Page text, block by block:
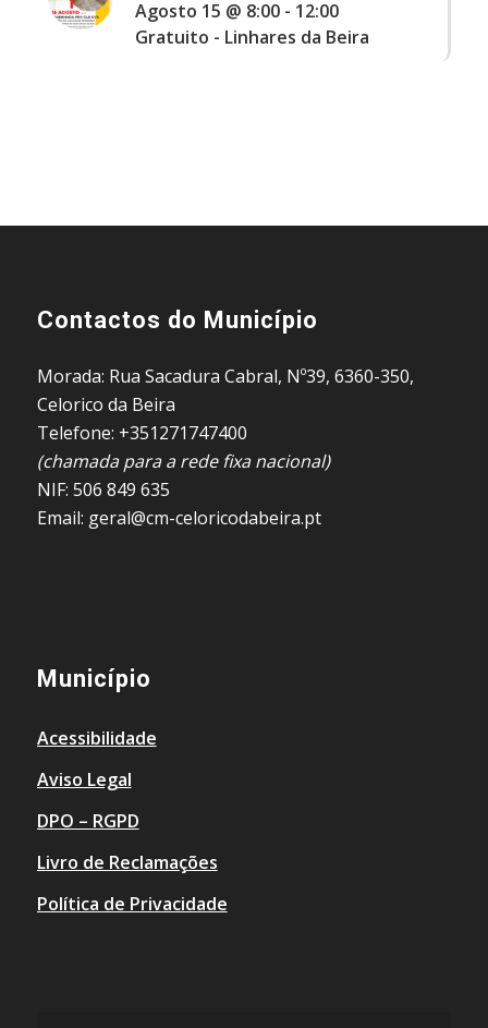
Agosto 15 @ 8:00- 12:00
Gratuito - Linhares da Beira
Contactos do Município
Morada: Rua Sacadura Cabral, Nº39, 6360-350,
Celorico da Beira
Telefone: +351271747400
(chamada para a rede fixa nacional)
NIF: 506 849 635
Email: geral@cm-celoricodabeira.pt
Município
Acessibilidade
Aviso Legal
DPO – RGPD
Livro de Reclamações
Política de Privacidade